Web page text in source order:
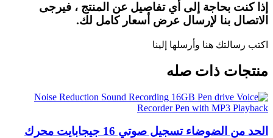
إذا كنت بحاجة إلى أي تفاصيل عن المنتج ، فيرجى
الاتصال بنا لإرسال عرض أسعار كامل لك.
اكتب رسالتك هنا وأرسلها إلينا
منتجات ذات صله
الحد من الضوضاء تسجيل صوتي 16 جيجابايت محرك